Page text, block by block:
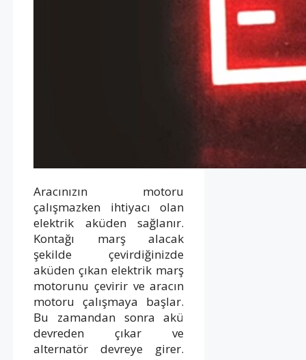
Aracınızın motoru
çalışmazken ihtiyacı olan
elektrik aküden sağlanır.
Kontağı marş alacak
şekilde çevirdiğinizde
aküden çıkan elektrik marş
motorunu çevirir ve aracın
motoru çalışmaya başlar.
Bu zamandan sonra akü
devreden çıkar ve
alternatör devreye girer.